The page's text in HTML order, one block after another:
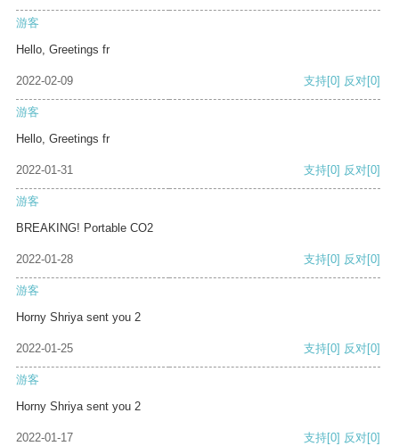
游客
Hello, Greetings fr
2022-02-09 支持[0] 反对[0]
游客
Hello, Greetings fr
2022-01-31 支持[0] 反对[0]
游客
BREAKING! Portable CO2
2022-01-28 支持[0] 反对[0]
游客
Horny Shriya sent you 2
2022-01-25 支持[0] 反对[0]
游客
Horny Shriya sent you 2
2022-01-17 支持[0] 反对[0]